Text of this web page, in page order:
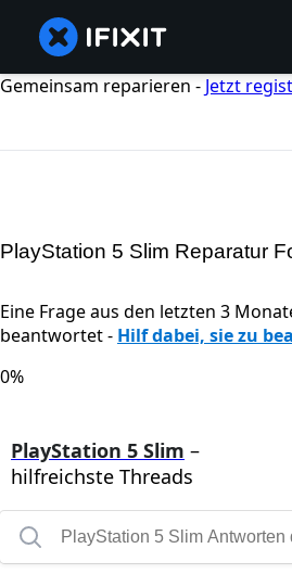
Gemeinsam reparieren - Jetzt
PlayStation 5 Slim Reparatur
Eine Frage aus den letzten 3
beantwortet - Hilf dabei, sie zu
0%
PlayStation 5 Slim –
hilfreichste Threads